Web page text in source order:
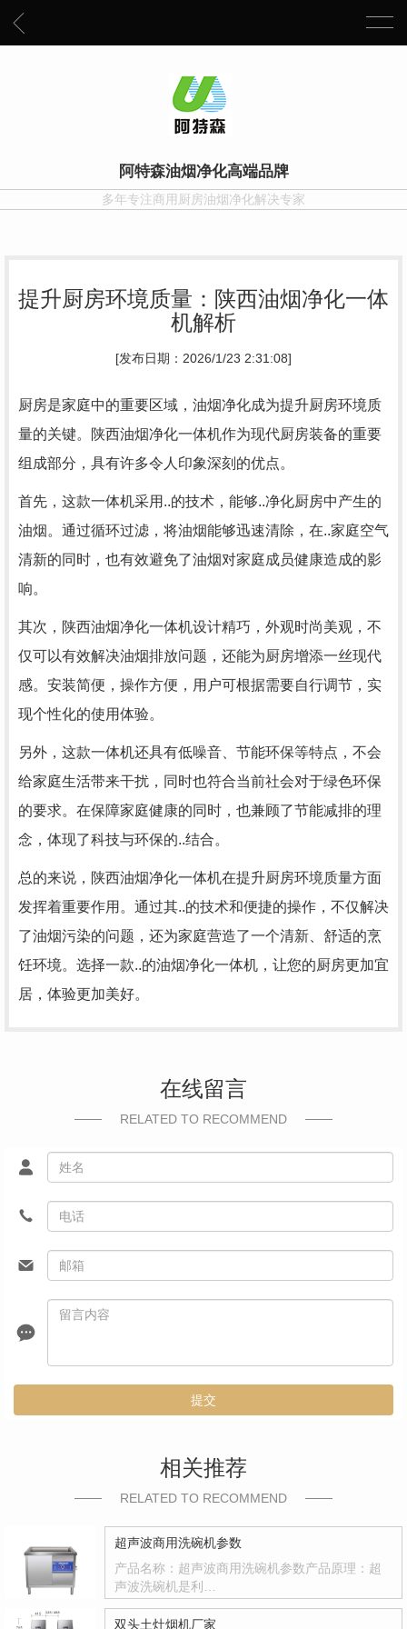
阿特森油烟净化高端品牌
多年专注商用厨房油烟净化解决专家
提升厨房环境质量：陕西油烟净化一体
机解析
[发布日期：2026/1/23 2:31:08]
厨房是家庭中的重要区域，油烟净化成为提升厨房环境质
量的关键。陕西油烟净化一体机作为现代厨房装备的重要
组成部分，具有许多令人印象深刻的优点。
首先，这款一体机采用..的技术，能够..净化厨房中产生的
油烟。通过循环过滤，将油烟能够迅速清除，在..家庭空气
清新的同时，也有效避免了油烟对家庭成员健康造成的影
响。
其次，陕西油烟净化一体机设计精巧，外观时尚美观，不
仅可以有效解决油烟排放问题，还能为厨房增添一丝现代
感。安装简便，操作方便，用户可根据需要自行调节，实
现个性化的使用体验。
另外，这款一体机还具有低噪音、节能环保等特点，不会
给家庭生活带来干扰，同时也符合当前社会对于绿色环保
的要求。在保障家庭健康的同时，也兼顾了节能减排的理
念，体现了科技与环保的..结合。
总的来说，陕西油烟净化一体机在提升厨房环境质量方面
发挥着重要作用。通过其..的技术和便捷的操作，不仅解决
了油烟污染的问题，还为家庭营造了一个清新、舒适的烹
饪环境。选择一款..的油烟净化一体机，让您的厨房更加宜
居，体验更加美好。
在线留言
RELATED TO RECOMMEND
提交
相关推荐
RELATED TO RECOMMEND
超声波商用洗碗机参数
产品名称：超声波商用洗碗机参数产品原理：超
声波洗碗机是利…
双头土灶烟机厂家